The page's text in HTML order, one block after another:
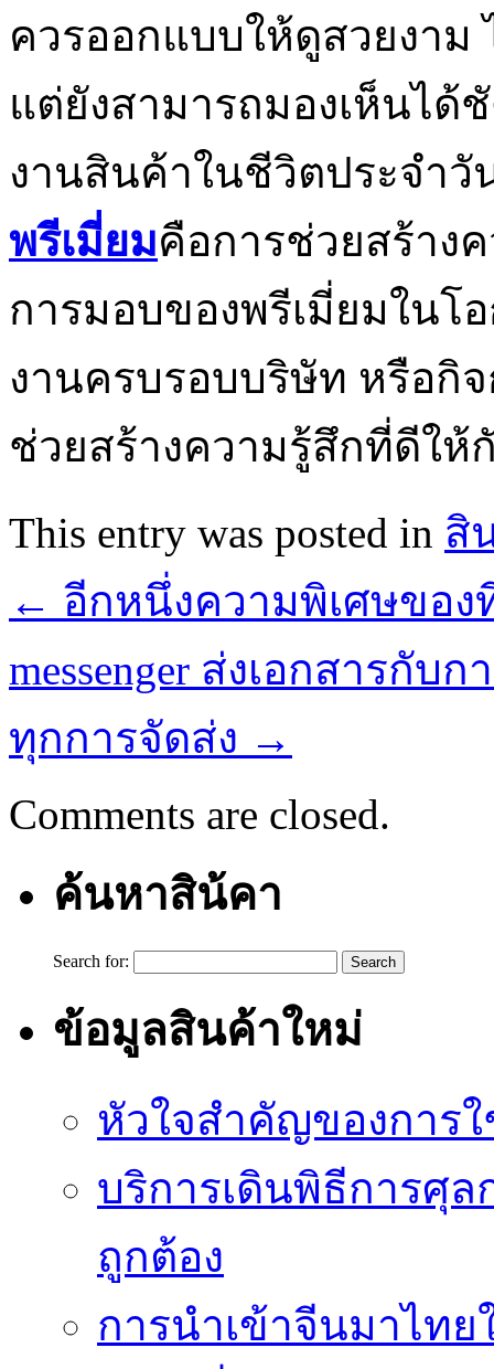
ควรออกแบบให้ดูสวยงาม
แต่ยังสามารถมองเห็นได้
งานสินค้าในชีวิตประจำ
พรีเมี่ยมคือการช่วยสร้าง
การมอบของพรีเมี่ยมในโ
งานครบรอบบริษัท หรือกิ
ช่วยสร้างความรู้สึกที่ดีให้
This entry was posted in สิ
← อีกหนึ่งความพิเศษขอ
messenger ส่งเอกสารกั
ทุกการจัดส่ง →
Comments are closed.
ค้นหาสิน้คา
Search for:
ข้อมูลสินค้าใหม่
หัวใจสำคัญของการ
บริการเดินพิธีการศุล
ถูกต้อง
การนำเข้าจีนมาไท